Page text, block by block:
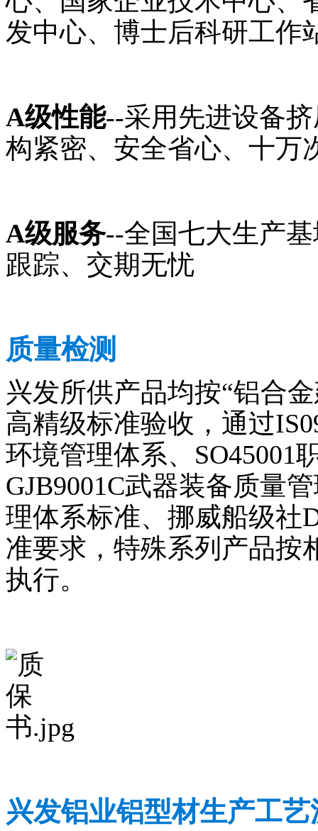
发中心、博士后科研工作
A级性能--采用先进设备
构紧密、安全省心、十万
A级服务--全国七大生产
跟踪、交期无忧
质量检测
兴发所供产品均按“铝合
高精级标准验收，通过
环境管理体系、SO45001
GJB9001C武器装备质量
理体系标准、挪威船级社
准要求，特殊系列产品按
执行。
兴发铝业铝型材生产工